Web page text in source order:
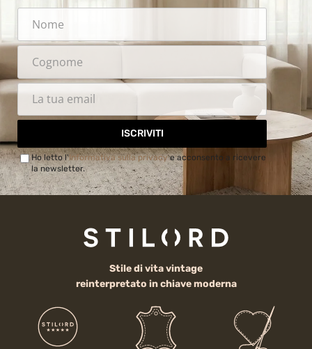
ISCRIVITI
Ho letto l'Informativa sulla privacye acconsento a ricevere
la newsletter.
Stile di vita vintage
reinterpretato in chiave moderna